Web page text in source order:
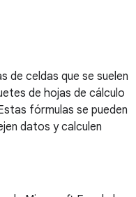
de celdas que se suelen
de hojas de cálculo
fórmulas se pueden
datos y calculen